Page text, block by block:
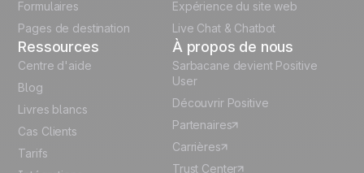
Formulaires
Pages de destination
Expérience du site web
Live Chat & Chatbot
Ressources
Centre d'aide
Blog
Livres blancs
Cas Clients
Tarifs
À propos de nous
Sarbacane devient Positive
User
Découvrir Positive
Partenaires
Carrières
Trust Center